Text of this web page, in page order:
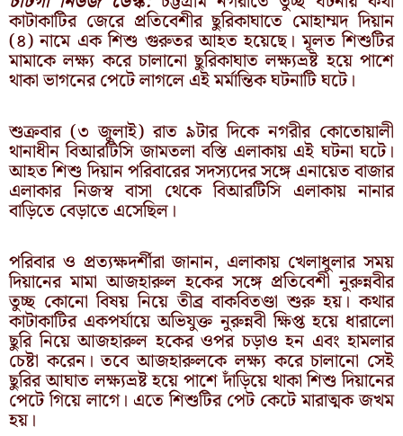
কাটাকাটির জেরে প্রতিবেশীর ছুরিকাঘাতে মোহাম্মদ দিয়ান
(৪) নামে এক শিশু গুরুতর আহত হয়েছে। মূলত শিশুটির
মামাকে লক্ষ্য করে চালানো ছুরিকাঘাত লক্ষ্যভ্রষ্ট হয়ে পাশে
থাকা ভাগনের পেটে লাগলে এই মর্মান্তিক ঘটনাটি ঘটে।
শুক্রবার (৩ জুলাই) রাত ৯টার দিকে নগরীর কোতোয়ালী
থানাধীন বিআরটিসি জামতলা বস্তি এলাকায় এই ঘটনা ঘটে।
আহত শিশু দিয়ান পরিবারের সদস্যদের সঙ্গে এনায়েত বাজার
এলাকার নিজস্ব বাসা থেকে বিআরটিসি এলাকায় নানার
বাড়িতে বেড়াতে এসেছিল।
পরিবার ও প্রত্যক্ষদর্শীরা জানান, এলাকায় খেলাধুলার সময়
দিয়ানের মামা আজহারুল হকের সঙ্গে প্রতিবেশী নুরুন্নবীর
তুচ্ছ কোনো বিষয় নিয়ে তীব্র বাকবিতণ্ডা শুরু হয়। কথার
কাটাকাটির একপর্যায়ে অভিযুক্ত নুরুন্নবী ক্ষিপ্ত হয়ে ধারালো
ছুরি নিয়ে আজহারুল হকের ওপর চড়াও হন এবং হামলার
চেষ্টা করেন। তবে আজহারুলকে লক্ষ্য করে চালানো সেই
ছুরির আঘাত লক্ষ্যভ্রষ্ট হয়ে পাশে দাঁড়িয়ে থাকা শিশু দিয়ানের
পেটে গিয়ে লাগে। এতে শিশুটির পেট কেটে মারাত্মক জখম
হয়।